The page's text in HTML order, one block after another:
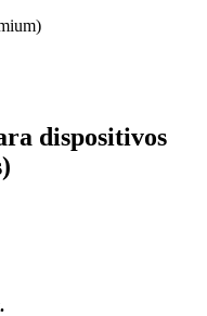
dispositivos